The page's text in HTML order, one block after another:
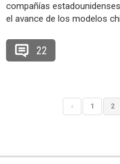
compañías
el avance de los modelos
22
« 1 2